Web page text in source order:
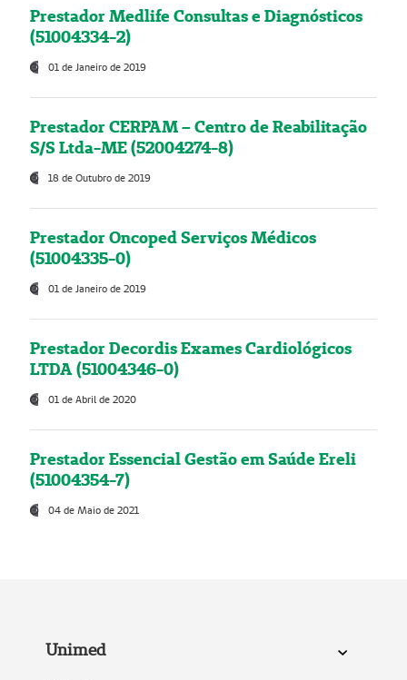
Prestador Medlife Consultas e Diagnósticos
(51004334-2)
01 de Janeiro de 2019
Prestador CERPAM – Centro de Reabilitação
S/S Ltda-ME (52004274-8)
18 de Outubro de 2019
Prestador Oncoped Serviços Médicos
(51004335-0)
01 de Janeiro de 2019
Prestador Decordis Exames Cardiológicos
LTDA (51004346-0)
01 de Abril de 2020
Prestador Essencial Gestão em Saúde Ereli
(51004354-7)
04 de Maio de 2021
Unimed